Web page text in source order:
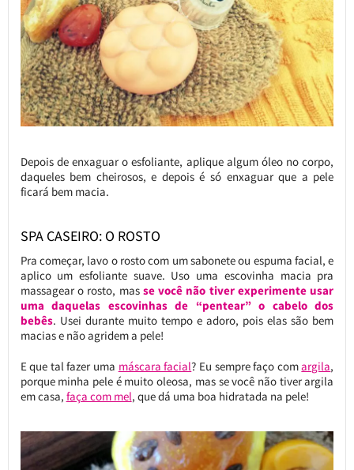
Depois de enxaguar o esfoliante, aplique algum óleo no corpo,
daqueles bem cheirosos, e depois é só enxaguar que a pele
ficará bem macia.
SPA CASEIRO: O ROSTO
Pra começar, lavo o rosto com um sabonete ou espuma facial, e
aplico um esfoliante suave. Uso uma escovinha macia pra
massagear o rosto, mas se você não tiver experimente usar
uma daquelas escovinhas de “pentear” o cabelo dos
bebês. Usei durante muito tempo e adoro, pois elas são bem
macias e não agridem a pele!
E que tal fazer uma máscara facial? Eu sempre faço comargila,
porque minha pele é muito oleosa, mas se você não tiver argila
em casa, faça com mel, que dá uma boa hidratada na pele!